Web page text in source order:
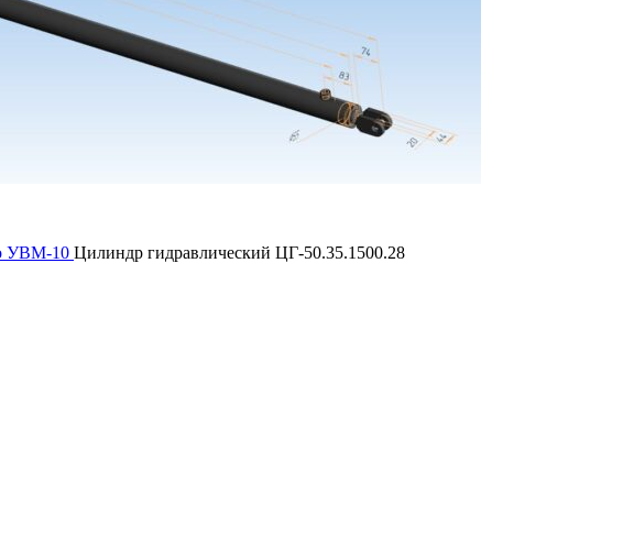
УВМ-10 Цилиндр гидравлический ЦГ-50.35.1500.28